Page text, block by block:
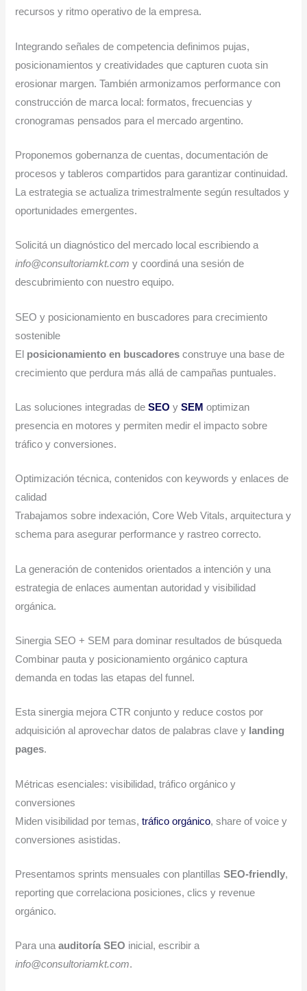
recursos y ritmo operativo de la empresa.
Integrando señales de competencia definimos pujas,
posicionamientos y creatividades que capturen cuota sin
erosionar margen. También armonizamos performance con
construcción de marca local: formatos, frecuencias y
cronogramas pensados para el mercado argentino.
Proponemos gobernanza de cuentas, documentación de
procesos y tableros compartidos para garantizar continuidad.
La estrategia se actualiza trimestralmente según resultados y
oportunidades emergentes.
Solicitá un diagnóstico del mercado local escribiendo a
info@consultoriamkt.com y coordiná una sesión de
descubrimiento con nuestro equipo.
SEO y posicionamiento en buscadores para crecimiento
sostenible
El posicionamiento en buscadores construye una base de
crecimiento que perdura más allá de campañas puntuales.
Las soluciones integradas deSEO ySEM optimizan
presencia en motores y permiten medir el impacto sobre
tráfico y conversiones.
Optimización técnica, contenidos con keywords y enlaces de
calidad
Trabajamos sobre indexación, Core Web Vitals, arquitectura y
schema para asegurar performance y rastreo correcto.
La generación de contenidos orientados a intención y una
estrategia de enlaces aumentan autoridad y visibilidad
orgánica.
Sinergia SEO + SEM para dominar resultados de búsqueda
Combinar pauta y posicionamiento orgánico captura
demanda en todas las etapas del funnel.
Esta sinergia mejora CTR conjunto y reduce costos por
adquisición al aprovechar datos de palabras clave y landing
pages.
Métricas esenciales: visibilidad, tráfico orgánico y
conversiones
Miden visibilidad por temas,tráfico orgánico, share of voice y
conversiones asistidas.
Presentamos sprints mensuales con plantillasSEO-friendly,
reporting que correlaciona posiciones, clics y revenue
orgánico.
Para unaauditoría SEO inicial, escribir a
info@consultoriamkt.com.